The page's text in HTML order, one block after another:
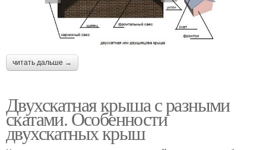
читать дальше →
Двухскатная крыша с разными
скатами. Особенности
двухскатных крыш